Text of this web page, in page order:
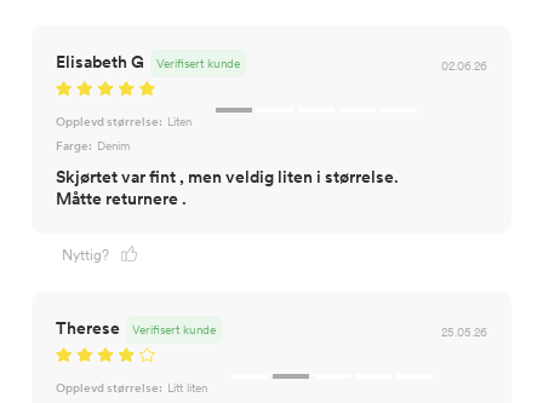
Elisabeth G 02.06.26
Verifisert kunde
Opplevd størrelse: Liten
Farge: Denim
Skjørtet var fint , men veldig liten i størrelse.
Måtte returnere .
Nyttig?
Therese 25.05.26
Verifisert kunde
Opplevd størrelse: Litt liten